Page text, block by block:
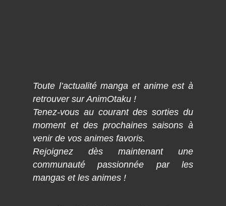
Toute l’actualité manga et anime est à
retrouver sur AnimOtaku !
Tenez-vous au courant des sorties du
moment et des prochaines saisons à
venir de vos animes favoris.
Rejoignez dès maintenant une
communauté passionnée par les
mangas et les animes !